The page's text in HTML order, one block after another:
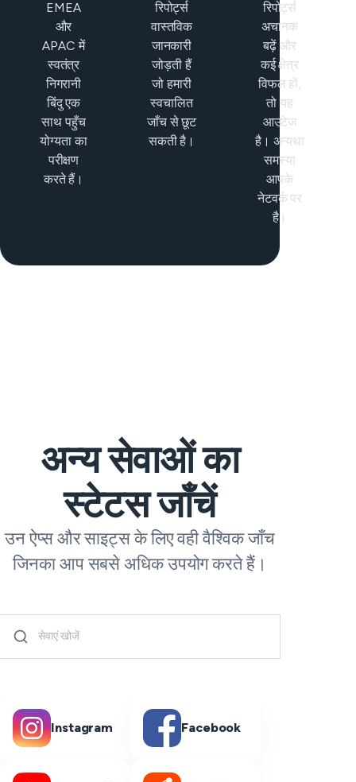
EMEA
और
APAC में
स्वतंत्र
निगरानी
बिंदु एक
साथ पहुँच
योग्यता का
परीक्षण
करते हैं।
रिपोर्ट्स
वास्तविक
जानकारी
जोड़ती हैं
जो हमारी
स्वचालित
जाँच से छूट
सकती है।
रिपोर्ट्स
अचानक
बढ़ें और
कई क्षेत्र
विफल हों,
तो यह
आउटेज
है। अन्यथा
समस्या
आपके
नेटवर्क पर
है।
अन्य सेवाओं का
स्टेटस जाँचें
उन ऐप्स और साइट्स के लिए वही वैश्विक जाँच
जिनका आप सबसे अधिक उपयोग करते हैं।
Instagram Facebook